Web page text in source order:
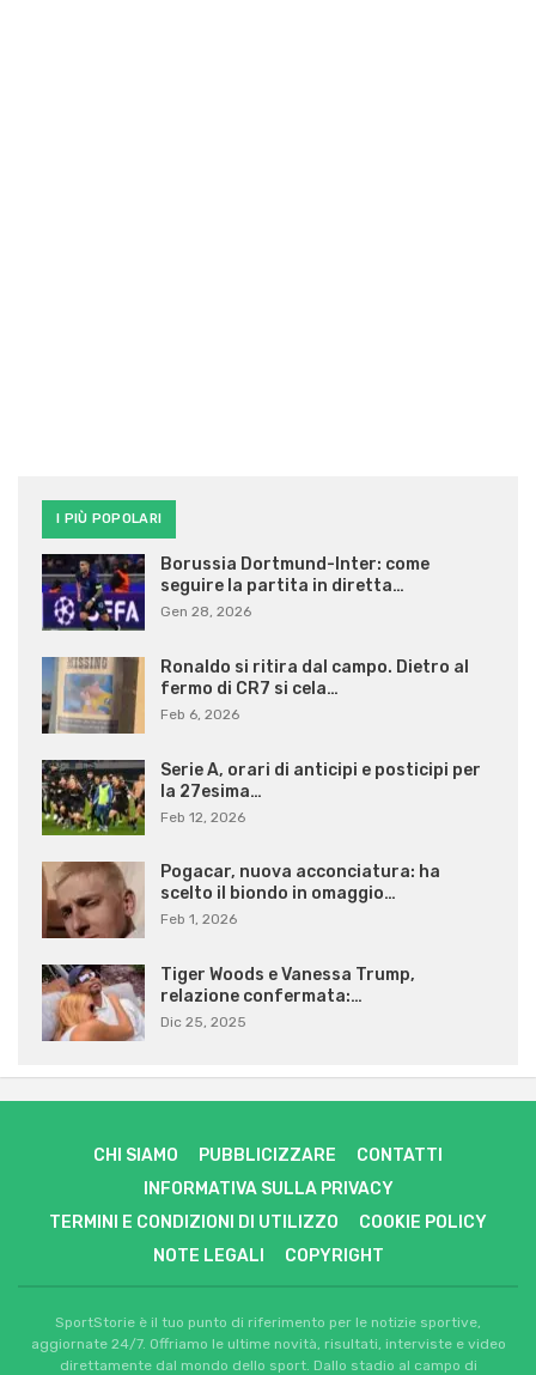
I PIÙ POPOLARI
Borussia Dortmund-Inter: come
seguire la partita in diretta…
Gen 28, 2026
Ronaldo si ritira dal campo. Dietro al
fermo di CR7 si cela…
Feb 6, 2026
Serie A, orari di anticipi e posticipi per
la 27esima…
Feb 12, 2026
Pogacar, nuova acconciatura: ha
scelto il biondo in omaggio…
Feb 1, 2026
Tiger Woods e Vanessa Trump,
relazione confermata:…
Dic 25, 2025
CHI SIAMO PUBBLICIZZARE
CONTATTI
INFORMATIVA SULLA PRIVACY
TERMINI E CONDIZIONI DI UTILIZZO
COOKIE POLICY
NOTE LEGALI
COPYRIGHT
SportStorie è il tuo punto di riferimento per le notizie sportive,
aggiornate 24/7. Offriamo le ultime novità, risultati, interviste e video
direttamente dal mondo dello sport. Dallo stadio al campo di